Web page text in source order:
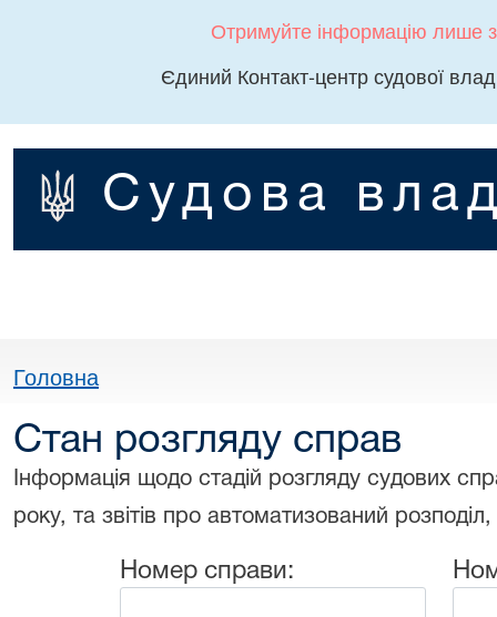
Отримуйте інформацію лише
Єдиний Контакт-центр судової
Судова
Головна
Стан розгляду справ
Інформація щодо стадій розгляду судових
року, та звітів про автоматизований
Номер справи: